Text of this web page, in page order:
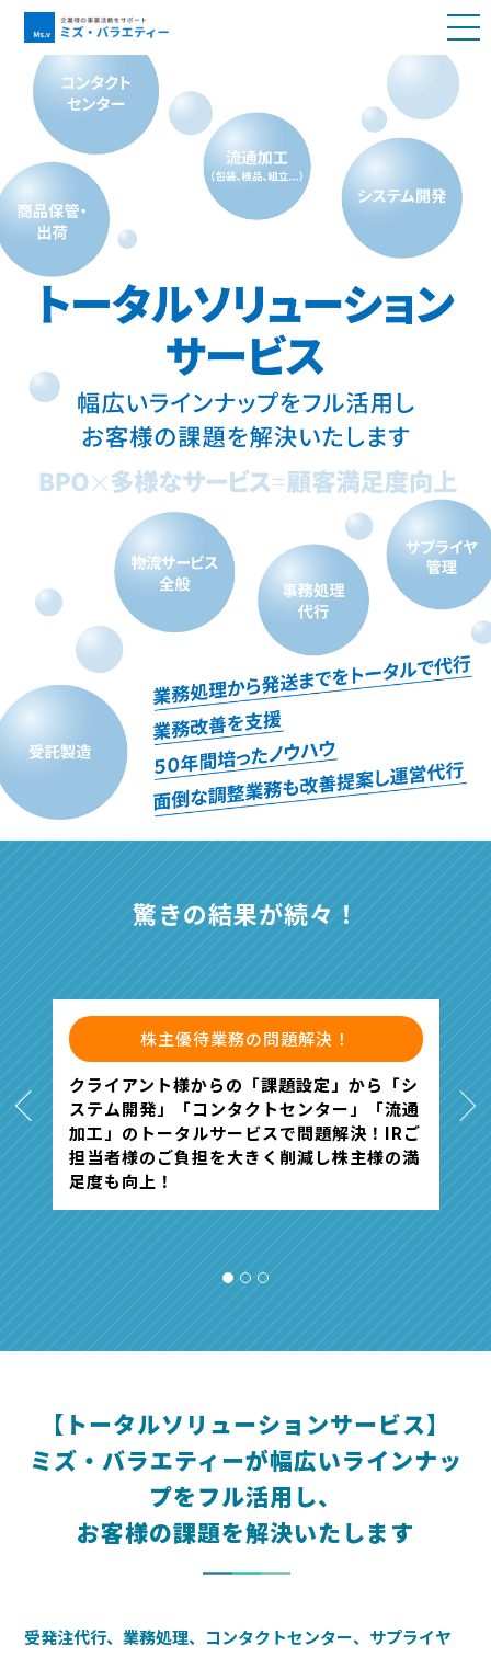
驚きの結果が続々！
Previous
ま
ら
ご
ス
株主優待業務の問題解決！
クライアント様からの「課題設定」から「シ
ステム開発」「コンタクトセンター」「流通
加工」のトータルサービスで問題解決！IRご
担当者様のご負担を大きく削減し株主様の満
足度も向上！
従
の
く
入
く
当
念
Next
1 2 3
【トータルソリューションサービス】
ミズ・バラエティーが幅広いラインナッ
プをフル活用し、
お客様の課題を解決いたします
受発注代行、業務処理、コンタクトセンター、サプライヤ